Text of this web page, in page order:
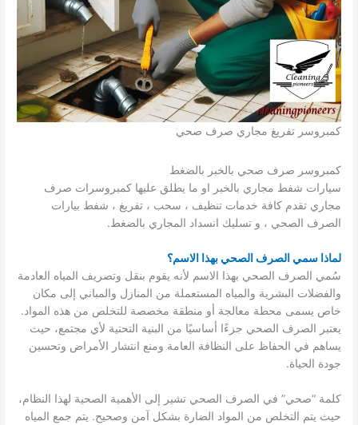
كمبروسر تفريغ مجاري صرف صحي
كمبروسر صرف صحي بالخبر بالضغط
سيارات شفط مجاري بالخبر او ما يطلق عليها كمبروسرات صرف
مجاري تقدم كافة خدمات تنظيف ، سحب ، تفريغ ، شفط بيارات
الصرف الصحي ، و تسليك انسداد المجاري بالضغط.
لماذا سمي الصرف الصحي بهذا الاسم؟
سُمي الصرف الصحي بهذا الاسم لأنه يقوم بنقل وتصريف المياه العادمة
والفضلات البشرية والمياه المستعملة من المنازل والمباني إلى مكان
خاص يسمى محطة معالجة أو منطقة مخصصة للتخلص من هذه المواد.
يعتبر الصرف الصحي جزءًا أساسيًا من البنية التحتية لأي مجتمع، حيث
يساهم في الحفاظ على النظافة العامة ومنع انتشار الأمراض وتحسين
جودة الحياة.
كلمة “صحي” في الصرف الصحي تشير إلى الأهمية الصحية لهذا النظام،
حيث يتم التخلص من المواد الضارة بشكل آمن وصحيح. يتم جمع المياه